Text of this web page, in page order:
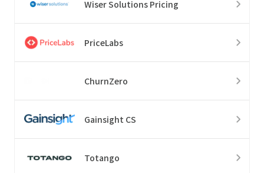
Wiser Solutions Pricing
PriceLabs
ChurnZero
Gainsight CS
Totango